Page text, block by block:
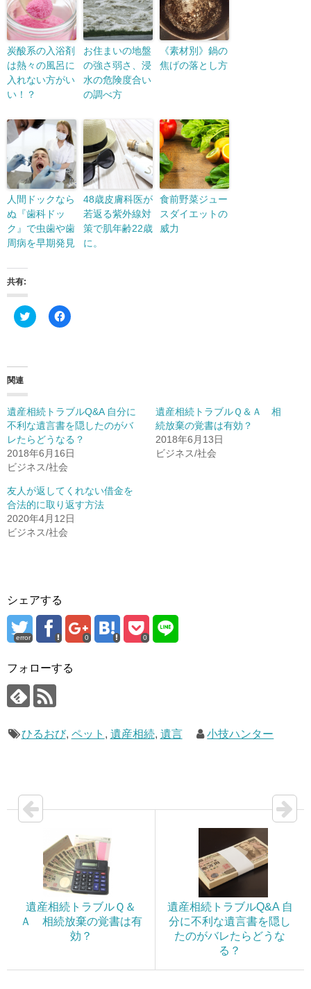
炭酸系の入浴剤
は熱々の風呂に
入れない方がい
い！？
お住まいの地盤
の強さ弱さ、浸
水の危険度合い
の調べ方
《素材別》鍋の
焦げの落とし方
人間ドックなら
ぬ『歯科ドッ
ク』で虫歯や歯
周病を早期発見
48歳皮膚科医が
若返る紫外線対
策で肌年齢22歳
に。
食前野菜ジュー
スダイエットの
威力
共有:
ク
リ
t
e
r
で
共
有
(
新
い
ウ
ィ
ン
ド
ウ
で
F
a
有
す
る
に
は
ク
リ
ッ
し
て
く
だ
さ
い
(
ウ
で
開
き
)
関連
遺産相続トラブルQ&A 自分に
不利な遺言書を隠したのがバ
レたらどうなる？
2018年6月16日
ビジネス/社会
遺産相続トラブルＱ＆Ａ 相
続放棄の覚書は有効？
2018年6月13日
ビジネス/社会
友人が返してくれない借金を
合法的に取り返す方法
2020年4月12日
ビジネス/社会
シェアする
error 0 0
フォローする
ひるおび, ペット , 遺産相続, 遺言 小技ハンター
遺産相続トラブルＱ＆
Ａ 相続放棄の覚書は有
効？
遺産相続トラブルQ&A 自
分に不利な遺言書を隠し
たのがバレたらどうな
る？